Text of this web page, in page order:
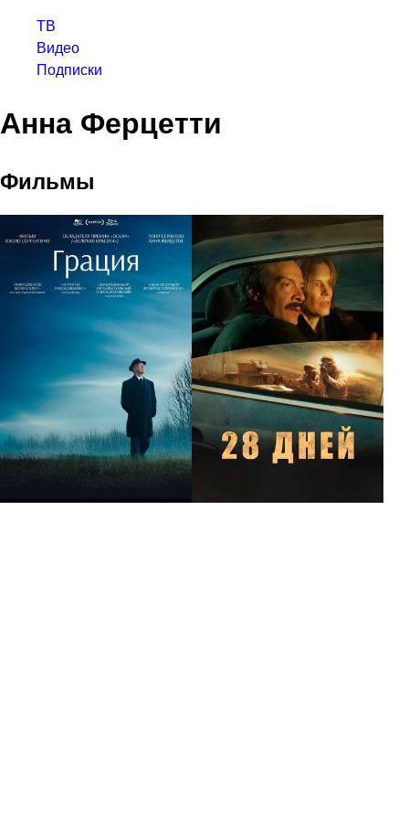
ТВ
Видео
Подписки
Анна Ферцетти
Фильмы